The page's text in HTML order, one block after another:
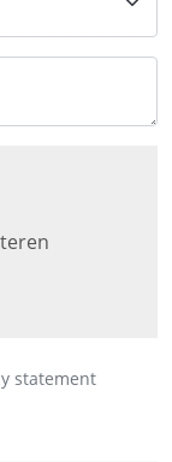
statement